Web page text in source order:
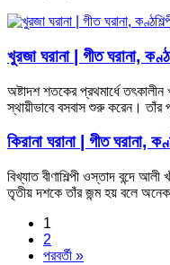
খুরজা ঘরানা | গীত ঘরানা,
অষ্টাদশ শতকের প্রথমার্ধে
স্থায়ীভাবে বসবাস শুরু করেন। তাঁর
কিরানা ঘরানা | গীত ঘরানা,
বিখ্যাত বীণাশিল্পী ওস্তাদ বন্দে আলী
তৃতীয় দশকে তাঁর জন্ম হয় বলে
1
2
পরবর্তী »